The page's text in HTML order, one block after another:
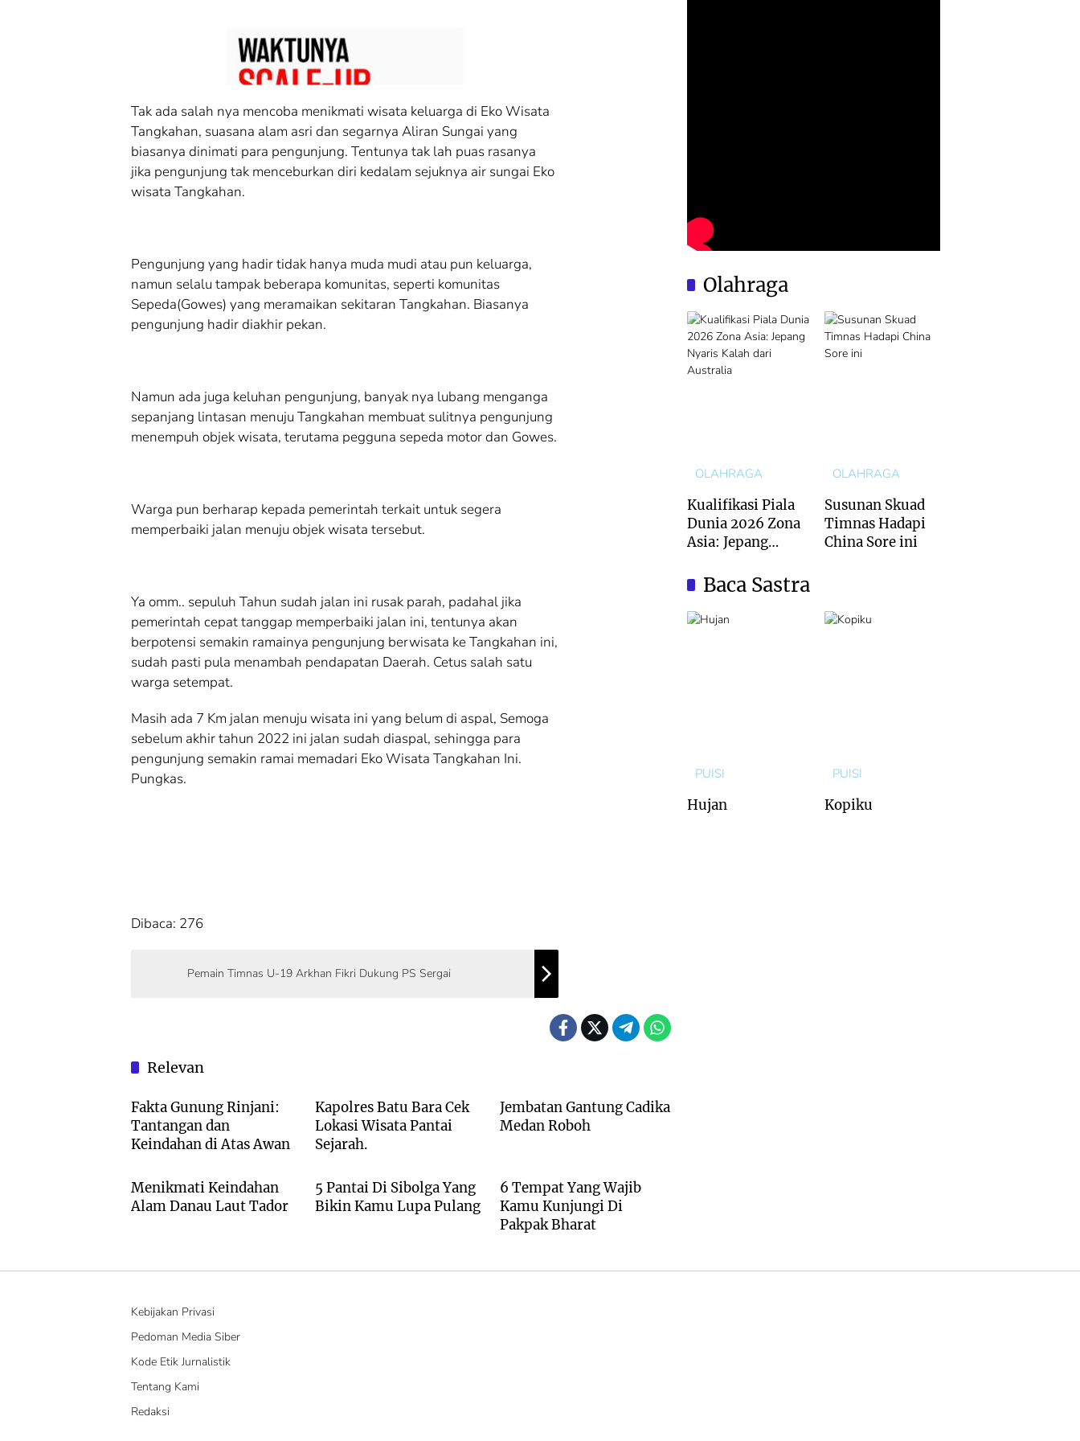
Tak ada salah nya mencoba menikmati wisata keluarga di Eko Wisata
Tangkahan, suasana alam asri dan segarnya Aliran Sungai yang
biasanya dinimati para pengunjung. Tentunya tak lah puas rasanya
jika pengunjung tak menceburkan diri kedalam sejuknya air sungai Eko
wisata Tangkahan.
Pengunjung yang hadir tidak hanya muda mudi atau pun keluarga,
namun selalu tampak beberapa komunitas, seperti komunitas
Sepeda(Gowes) yang meramaikan sekitaran Tangkahan. Biasanya
pengunjung hadir diakhir pekan.
Namun ada juga keluhan pengunjung, banyak nya lubang menganga
sepanjang lintasan menuju Tangkahan membuat sulitnya pengunjung
menempuh objek wisata, terutama pegguna sepeda motor dan Gowes.
Warga pun berharap kepada pemerintah terkait untuk segera
memperbaiki jalan menuju objek wisata tersebut.
Ya omm.. sepuluh Tahun sudah jalan ini rusak parah, padahal jika
pemerintah cepat tanggap memperbaiki jalan ini, tentunya akan
berpotensi semakin ramainya pengunjung berwisata ke Tangkahan ini,
sudah pasti pula menambah pendapatan Daerah. Cetus salah satu
warga setempat.
Masih ada 7 Km jalan menuju wisata ini yang belum di aspal, Semoga
sebelum akhir tahun 2022 ini jalan sudah diaspal, sehingga para
pengunjung semakin ramai memadari Eko Wisata Tangkahan Ini.
Pungkas.
Dibaca: 276
Pemain Timnas U-19 Arkhan Fikri Dukung PS Sergai
Relevan
Cek Fakta
Fakta Gunung Rinjani:
Tantangan dan
Keindahan di Atas Awan
Kapolres Batu Bara Cek
Lokasi Wisata Pantai
Sejarah.
Jembatan Gantung Cadika
Medan Roboh
Menikmati Keindahan
Alam Danau Laut Tador
WISATA
5 Pantai Di Sibolga Yang
Bikin Kamu Lupa Pulang
6 Tempat Yang Wajib
Kamu Kunjungi Di
Pakpak Bharat
Olahraga
OLAHRAGA
Kualifikasi Piala
Dunia 2026 Zona
Asia: Jepang
Australia
OLAHRAGA
Susunan Skuad
Timnas Hadapi
China Sore ini
Baca Sastra
PUISI
Hujan
PUISI
Kopiku
Kebijakan Privasi
Pedoman Media Siber
Kode Etik Jurnalistik
Tentang Kami
Redaksi